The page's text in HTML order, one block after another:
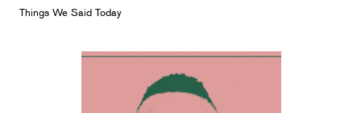
Things We Said Today